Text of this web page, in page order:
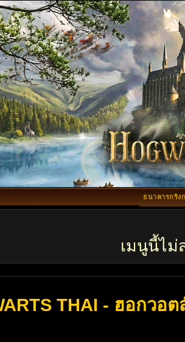
ธนาคารกริง
เมนูนี้ไม่
THAI - ฮอกวอต